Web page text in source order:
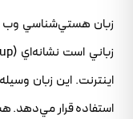
استفاده قرار مي‌دهد.